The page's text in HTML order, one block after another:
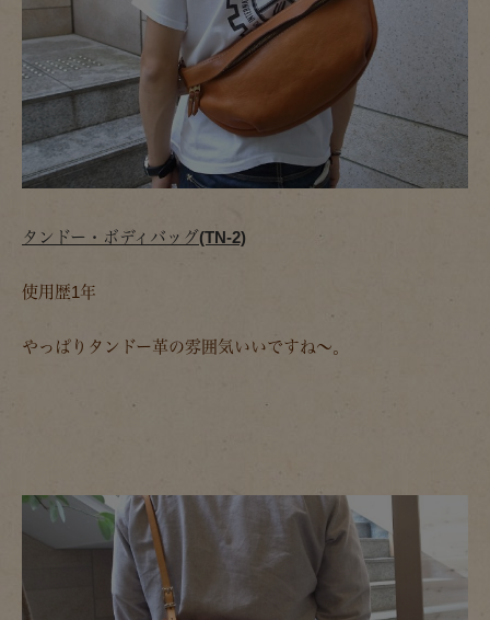
タンドー・ボディバッグ(TN-2)
使用歴1年
やっぱりタンドー革の雰囲気いいですね～。